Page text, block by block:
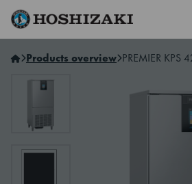
Hoshizaki Sweden
Products overview